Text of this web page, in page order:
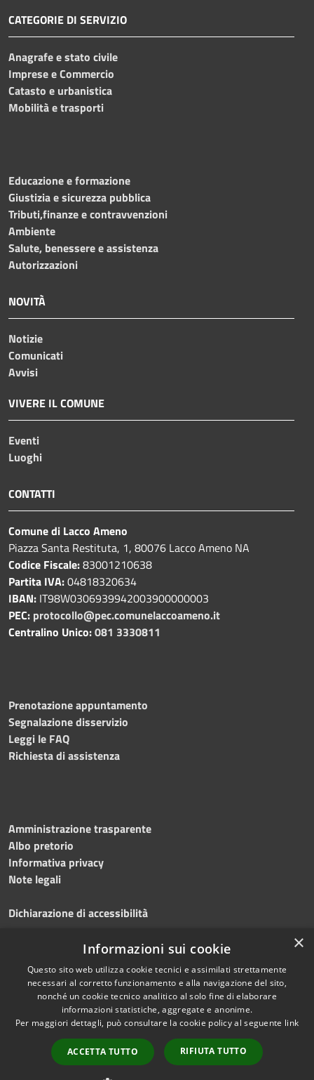
CATEGORIE DI SERVIZIO
Anagrafe e stato civile
Imprese e Commercio
Catasto e urbanistica
Mobilità e trasporti
Educazione e formazione
Giustizia e sicurezza pubblica
Tributi,finanze e contravvenzioni
Ambiente
Salute, benessere e assistenza
Autorizzazioni
NOVITÀ
Notizie
Comunicati
Avvisi
VIVERE IL COMUNE
Eventi
Luoghi
CONTATTI
Comune di Lacco Ameno
Piazza Santa Restituta, 1, 80076 Lacco Ameno NA
Codice Fiscale:83001210638
Partita IVA:04818320634
IBAN: IT98W0306939942003900000003
PEC: protocollo@pec.comunelaccoameno.it
Centralino Unico:081 3330811
Prenotazione appuntamento
Segnalazione disservizio
Leggi le FAQ
Richiesta di assistenza
Amministrazione trasparente
Albo pretorio
Informativa privacy
Note legali
Dichiarazione di accessibilità
Obiettivi accessibilità 2026
Accessibilità
Copyright © 2023
•Comune di Lacco
Ameno • Powered
byMunicipium•Redazione
×
Informazioni sui cookie
Questo sito web utilizza cookie tecnici e assimilati strettamente
necessari al corretto funzionamento e alla navigazione del sito,
nonché un cookie tecnico analitico al solo fine di elaborare
informazioni statistiche, aggregate e anonime.
Per maggiori dettagli, può consultare la cookie policy al seguente link
ACCETTA TUTTO RIFIUTA TUTTO